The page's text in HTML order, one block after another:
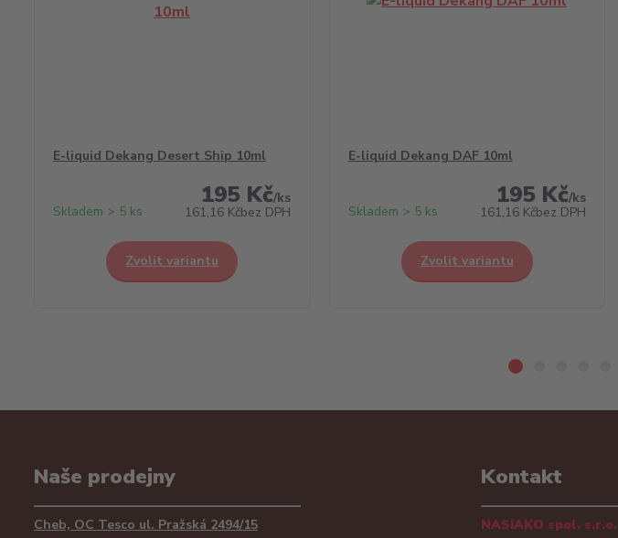
E-liquid Dekang Desert Ship 10ml
195 Kč/ks
161,16 Kčbez DPH
Skladem > 5 ks
Zvolit variantu
E-liquid Dekang DAF 10ml
195 Kč/ks
161,16 Kčbez DPH
Skladem > 5 ks
Zvolit variantu
Naše prodejny
Cheb, OC Tesco ul. Pražská 2494/15
Kontakt
NASIAKO spol. s.r.o.